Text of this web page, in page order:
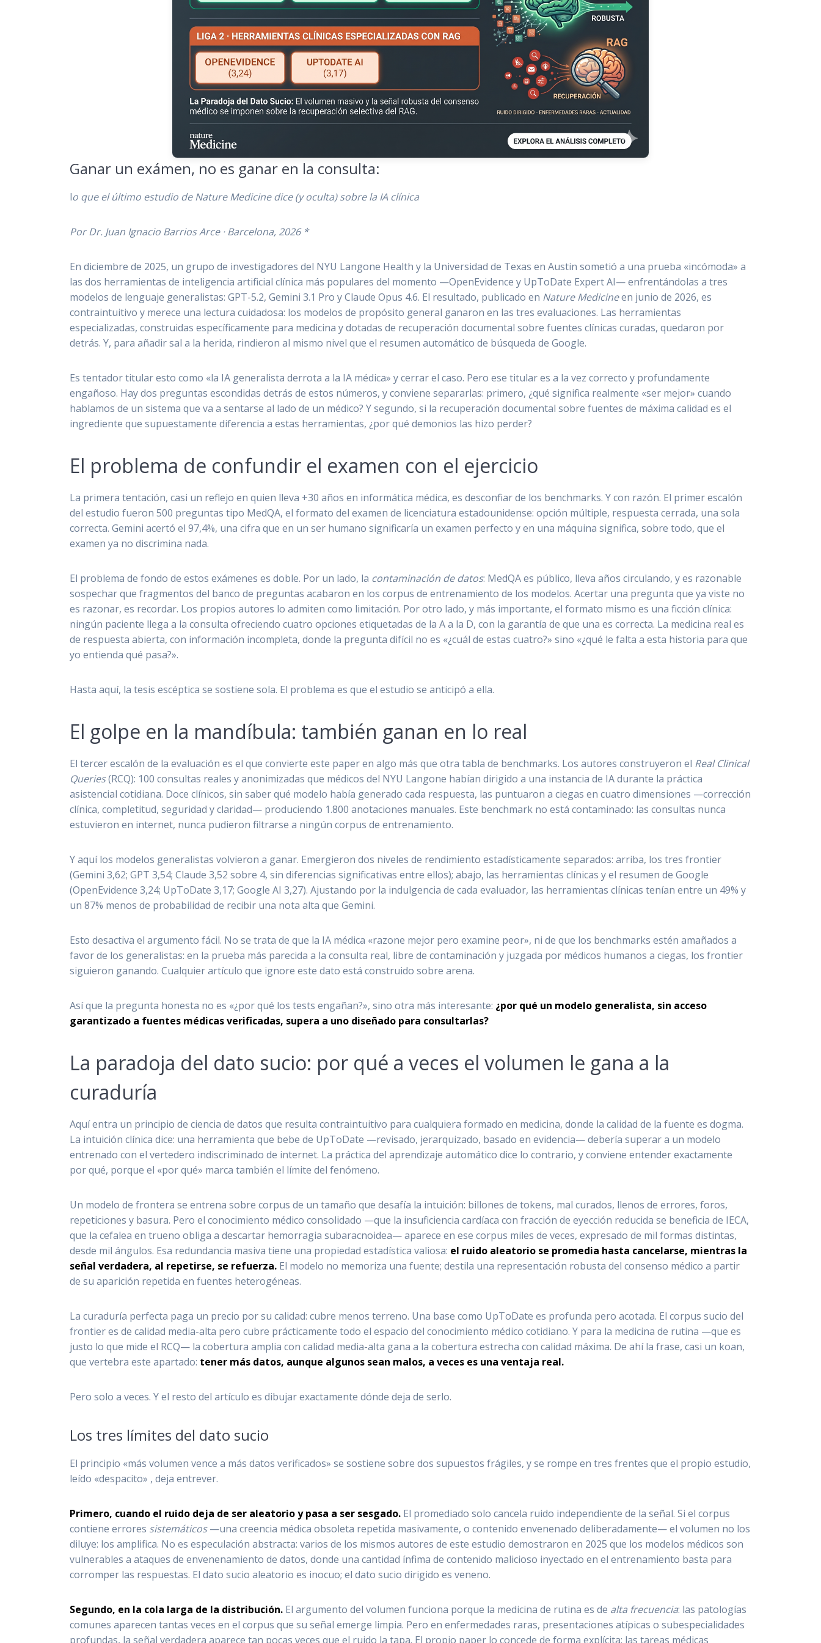
Ganar un exámen, no es ganar en la consulta:
lo que el último estudio de Nature Medicine dice (y oculta) sobre la IA clínica
Por Dr. Juan Ignacio Barrios Arce · Barcelona, 2026 *
En diciembre de 2025, un grupo de investigadores del NYU Langone Health y la Universidad de Texas en Austin sometió a una prueba «incómoda» a
las dos herramientas de inteligencia artificial clínica más populares del momento —OpenEvidence y UpToDate Expert AI— enfrentándolas a tres
modelos de lenguaje generalistas: GPT-5.2, Gemini 3.1 Pro y Claude Opus 4.6. El resultado, publicado en Nature Medicineen junio de 2026, es
contraintuitivo y merece una lectura cuidadosa: los modelos de propósito general ganaron en las tres evaluaciones. Las herramientas
especializadas, construidas específicamente para medicina y dotadas de recuperación documental sobre fuentes clínicas curadas, quedaron por
detrás. Y, para añadir sal a la herida, rindieron al mismo nivel que el resumen automático de búsqueda de Google.
Es tentador titular esto como «la IA generalista derrota a la IA médica» y cerrar el caso. Pero ese titular es a la vez correcto y profundamente
engañoso. Hay dos preguntas escondidas detrás de estos números, y conviene separarlas: primero, ¿qué significa realmente «ser mejor» cuando
hablamos de un sistema que va a sentarse al lado de un médico? Y segundo, si la recuperación documental sobre fuentes de máxima calidad es el
ingrediente que supuestamente diferencia a estas herramientas, ¿por qué demonios las hizo perder?
El problema de confundir el examen con el ejercicio
La primera tentación, casi un reflejo en quien lleva +30 años en informática médica, es desconfiar de los benchmarks. Y con razón. El primer escalón
del estudio fueron 500 preguntas tipo MedQA, el formato del examen de licenciatura estadounidense: opción múltiple, respuesta cerrada, una sola
correcta. Gemini acertó el 97,4%, una cifra que en un ser humano significaría un examen perfecto y en una máquina significa, sobre todo, que el
examen ya no discrimina nada.
El problema de fondo de estos exámenes es doble. Por un lado, la contaminación de datos: MedQA es público, lleva años circulando, y es razonable
sospechar que fragmentos del banco de preguntas acabaron en los corpus de entrenamiento de los modelos. Acertar una pregunta que ya viste no
es razonar, es recordar. Los propios autores lo admiten como limitación. Por otro lado, y más importante, el formato mismo es una ficción clínica:
ningún paciente llega a la consulta ofreciendo cuatro opciones etiquetadas de la A a la D, con la garantía de que una es correcta. La medicina real es
de respuesta abierta, con información incompleta, donde la pregunta difícil no es «¿cuál de estas cuatro?» sino «¿qué le falta a esta historia para que
yo entienda qué pasa?».
Hasta aquí, la tesis escéptica se sostiene sola. El problema es que el estudio se anticipó a ella.
El golpe en la mandíbula: también ganan en lo real
El tercer escalón de la evaluación es el que convierte este paper en algo más que otra tabla de benchmarks. Los autores construyeron el Real Clinical
Queries(RCQ): 100 consultas reales y anonimizadas que médicos del NYU Langone habían dirigido a una instancia de IA durante la práctica
asistencial cotidiana. Doce clínicos, sin saber qué modelo había generado cada respuesta, las puntuaron a ciegas en cuatro dimensiones —corrección
clínica, completitud, seguridad y claridad— produciendo 1.800 anotaciones manuales. Este benchmark no está contaminado: las consultas nunca
estuvieron en internet, nunca pudieron filtrarse a ningún corpus de entrenamiento.
Y aquí los modelos generalistas volvieron a ganar. Emergieron dos niveles de rendimiento estadísticamente separados: arriba, los tres frontier
(Gemini 3,62; GPT 3,54; Claude 3,52 sobre 4, sin diferencias significativas entre ellos); abajo, las herramientas clínicas y el resumen de Google
(OpenEvidence 3,24; UpToDate 3,17; Google AI 3,27). Ajustando por la indulgencia de cada evaluador, las herramientas clínicas tenían entre un 49% y
un 87% menos de probabilidad de recibir una nota alta que Gemini.
Esto desactiva el argumento fácil. No se trata de que la IA médica «razone mejor pero examine peor», ni de que los benchmarks estén amañados a
favor de los generalistas: en la prueba más parecida a la consulta real, libre de contaminación y juzgada por médicos humanos a ciegas, los frontier
siguieron ganando. Cualquier artículo que ignore este dato está construido sobre arena.
Así que la pregunta honesta no es «¿por qué los tests engañan?», sino otra más interesante: ¿por qué un modelo generalista, sin acceso
garantizado a fuentes médicas verificadas, supera a uno diseñado para consultarlas?
La paradoja del dato sucio: por qué a veces el volumen le gana a la
curaduría
Aquí entra un principio de ciencia de datos que resulta contraintuitivo para cualquiera formado en medicina, donde la calidad de la fuente es dogma.
La intuición clínica dice: una herramienta que bebe de UpToDate —revisado, jerarquizado, basado en evidencia— debería superar a un modelo
entrenado con el vertedero indiscriminado de internet. La práctica del aprendizaje automático dice lo contrario, y conviene entender exactamente
por qué, porque el «por qué» marca también el límite del fenómeno.
Un modelo de frontera se entrena sobre corpus de un tamaño que desafía la intuición: billones de tokens, mal curados, llenos de errores, foros,
repeticiones y basura. Pero el conocimiento médico consolidado —que la insuficiencia cardíaca con fracción de eyección reducida se beneficia de IECA,
que la cefalea en trueno obliga a descartar hemorragia subaracnoidea— aparece en ese corpus miles de veces, expresado de mil formas distintas,
desde mil ángulos. Esa redundancia masiva tiene una propiedad estadística valiosa: el ruido aleatorio se promedia hasta cancelarse, mientras la
señal verdadera, al repetirse, se refuerza. El modelo no memoriza una fuente; destila una representación robusta del consenso médico a partir
de su aparición repetida en fuentes heterogéneas.
La curaduría perfecta paga un precio por su calidad: cubre menos terreno. Una base como UpToDate es profunda pero acotada. El corpus sucio del
frontier es de calidad media-alta pero cubre prácticamente todo el espacio del conocimiento médico cotidiano. Y para la medicina de rutina —que es
justo lo que mide el RCQ— la cobertura amplia con calidad media-alta gana a la cobertura estrecha con calidad máxima. De ahí la frase, casi un koan,
que vertebra este apartado: tener más datos, aunque algunos sean malos, a veces es una ventaja real.
Pero solo a veces. Y el resto del artículo es dibujar exactamente dónde deja de serlo.
Los tres límites del dato sucio
El principio «más volumen vence a más datos verificados» se sostiene sobre dos supuestos frágiles, y se rompe en tres frentes que el propio estudio,
leído «despacito» , deja entrever.
Primero, cuando el ruido deja de ser aleatorio y pasa a ser sesgado. El promediado solo cancela ruido independiente de la señal. Si el corpus
contiene errores sistemáticos—una creencia médica obsoleta repetida masivamente, o contenido envenenado deliberadamente— el volumen no los
diluye: los amplifica. No es especulación abstracta: varios de los mismos autores de este estudio demostraron en 2025 que los modelos médicos son
vulnerables a ataques de envenenamiento de datos, donde una cantidad ínfima de contenido malicioso inyectado en el entrenamiento basta para
corromper las respuestas. El dato sucio aleatorio es inocuo; el dato sucio dirigido es veneno.
Segundo, en la cola larga de la distribución. El argumento del volumen funciona porque la medicina de rutina es de alta frecuencia: las patologías
comunes aparecen tantas veces en el corpus que su señal emerge limpia. Pero en enfermedades raras, presentaciones atípicas o subespecialidades
profundas, la señal verdadera aparece tan pocas veces que el ruido la tapa. El propio paper lo concede de forma explícita: las tareas médicas